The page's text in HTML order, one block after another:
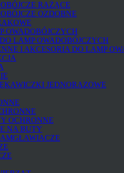
RAŻĄCE
OZDOBNE
OWADOBÓJCZYCH
LAMP OWADOBÓJCZYCH
I AKCESORIA DO LAMP
JEDNORAZOWE
OCHRONNE
NA BUTY